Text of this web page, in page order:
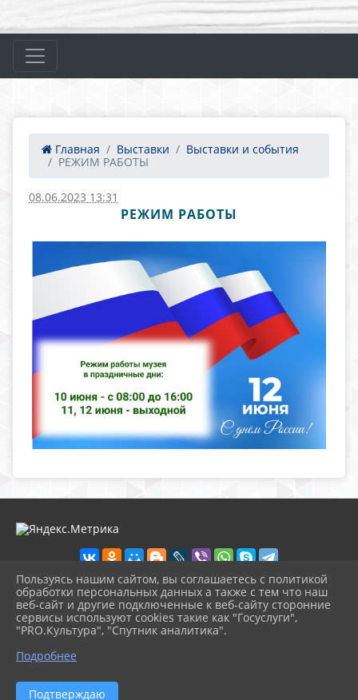
Главная Выставки
Выставки и события
РЕЖИМ РАБОТЫ
08.06.2023 13:31
РЕЖИМ РАБОТЫ
2026 г. nolinsk-museum.ru
Вход
Карта сайта
Политика обработки персональных данных
Сделано на KubCMS
Разработка и поддержка
Пользуясь нашим сайтом, вы соглашаетесь с политикой
обработки персональных данных а также с тем что наш
веб-сайт и другие подключенные к веб-сайту сторонние
сервисы используют cookies такие как "Госуслуги",
"PRO.Культура", "Спутник аналитика".
Подробнее
Подтверждаю